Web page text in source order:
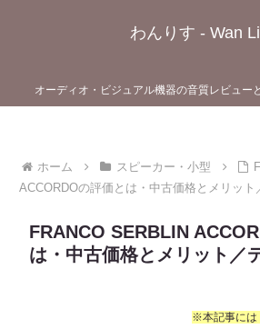
わんりす - Wan
オーディオ・ビジュアル機器の音質レビュー
ホーム スピーカー・小型
ACCORDOの評価とは・中古価格とメリット
FRANCO SERBLIN
は・中古価格とメリット／
※本記事には